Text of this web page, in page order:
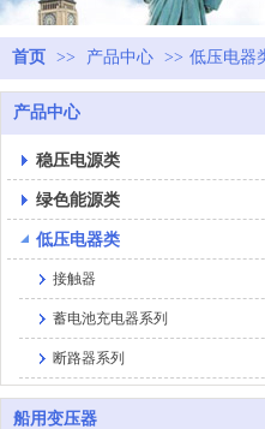
首页 >> 产品中心 >> 低压电器
产品中心
稳压电源类
绿色能源类
低压电器类
接触器
蓄电池充电器系列
断路器系列
船用变压器